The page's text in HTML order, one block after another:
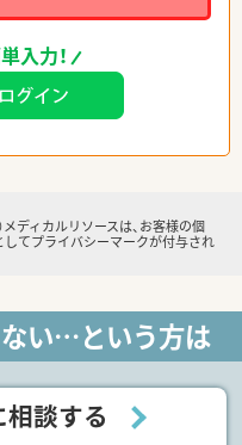
入力！
ディカルリソースは、お客様の個
てプライバシーマークが付与され
い…という方は
談する